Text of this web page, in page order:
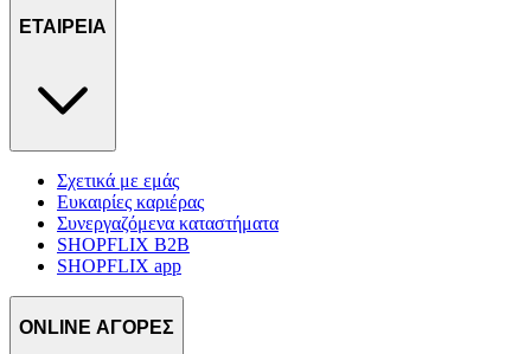
ΕΤΑΙΡΕΙΑ
Σχετικά με εμάς
Ευκαιρίες καριέρας
Συνεργαζόμενα καταστήματα
SHOPFLIX B2B
SHOPFLIX app
ONLINE ΑΓΟΡΕΣ